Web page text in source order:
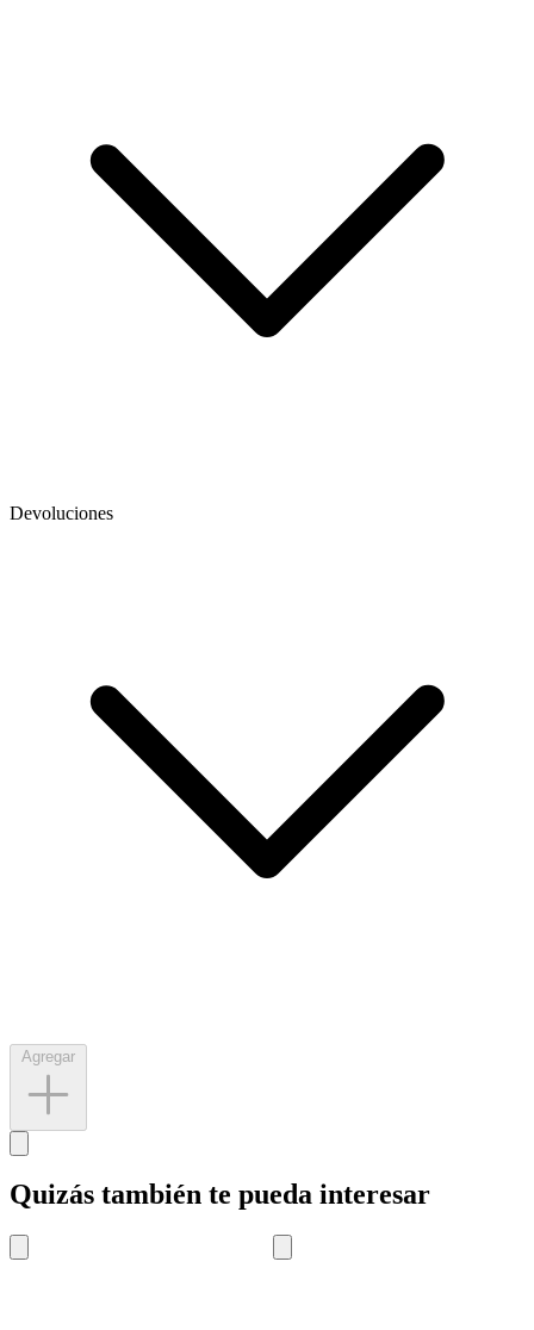
Devoluciones
Quizás también te pueda interesar